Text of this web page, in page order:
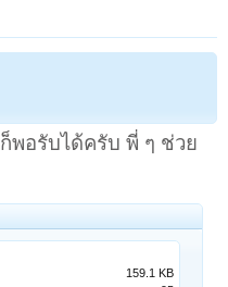
พอรับได้ครับ พี่ ๆ ช่วย
159.1 KB